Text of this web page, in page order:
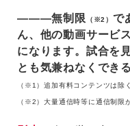
―――無制限 （※2） で
ん、他の動画サービ
になります。試合を
とも気兼ねなくでき
（※1）追加有料コンテンツは除く
（※2）大量通信時等に通信制限